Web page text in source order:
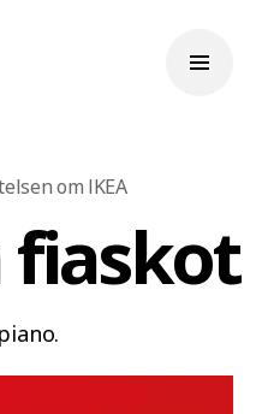
om IKEA
fiaskot